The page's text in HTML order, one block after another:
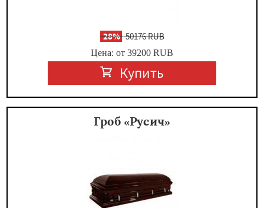
-28%50176 RUB
Цена: от 39200 RUB
Купить
Гроб «Русич»